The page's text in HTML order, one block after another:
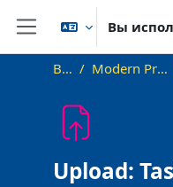
Перейти к основному
Боковая панель
Вы
В начало Modern Project Management in ICT, HUST
Upload: